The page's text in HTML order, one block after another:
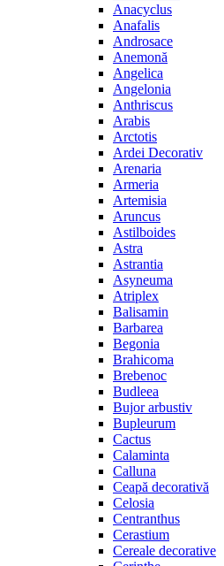
Anacyclus
Anafalis
Androsace
Anemonă
Angelica
Angelonia
Anthriscus
Arabis
Arctotis
Ardei Decorativ
Arenaria
Armeria
Artemisia
Aruncus
Astilboides
Astra
Astrantia
Asyneuma
Atriplex
Balisamin
Barbarea
Begonia
Brahicoma
Brebenoc
Budleea
Bujor arbustiv
Bupleurum
Cactus
Calaminta
Calluna
Ceapă decorativă
Celosia
Centranthus
Cerastium
Cereale decorative